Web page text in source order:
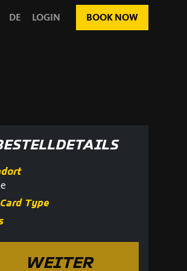
DE LOGIN BOOK NOW
Type
WEITER